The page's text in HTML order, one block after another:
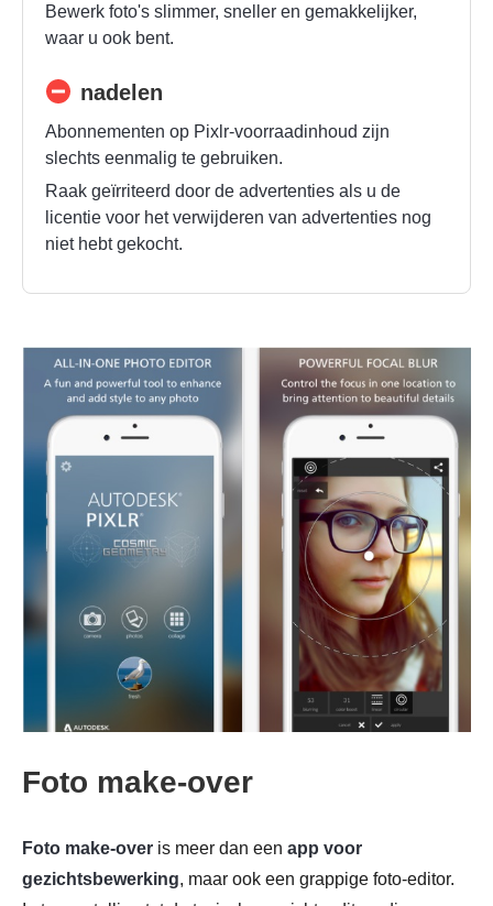
Bewerk foto's slimmer, sneller en gemakkelijker,
waar u ook bent.
nadelen
Abonnementen op Pixlr-voorraadinhoud zijn
slechts eenmalig te gebruiken.
Raak geïrriteerd door de advertenties als u de
licentie voor het verwijderen van advertenties nog
niet hebt gekocht.
Foto make-over
Foto make-over is meer dan een app voor
gezichtsbewerking, maar ook een grappige foto-editor.